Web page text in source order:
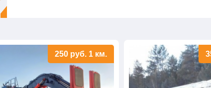
250 руб. 1 км.